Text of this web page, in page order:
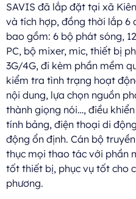
SAVIS đã lắp đặt tại xã
và tích hợp, đồng thời lắp 6
bao gồm: 6 bộ phát sóng,
PC, bộ mixer, mic, thiết bị
3G/4G, đi kèm phần mềm
kiểm tra tình trạng hoạt
nội dung, lựa chọn nguồn
thành giọng nói…, điều
tính bảng, điện thoại di
động ổn định. Cán bộ
thục mọi thao tác với phần
tốt thiết bị, phục vụ tốt cho
phương.